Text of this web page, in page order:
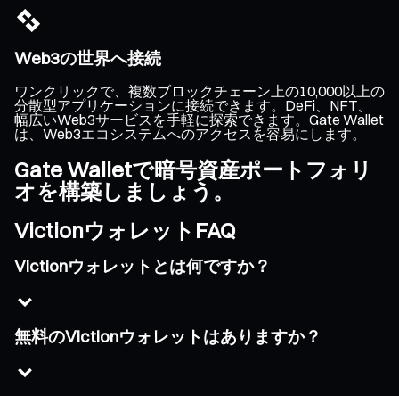
Web3の世界へ接続
ワンクリックで、複数ブロックチェーン上の10,000以上の
分散型アプリケーションに接続できます。DeFi、NFT、
幅広いWeb3サービスを手軽に探索できます。Gate Wallet
は、Web3エコシステムへのアクセスを容易にします。
Gate Walletで暗号資産ポートフォリ
オを構築しましょう。
VictionウォレットFAQ
Victionウォレットとは何ですか？
無料のVictionウォレットはありますか？